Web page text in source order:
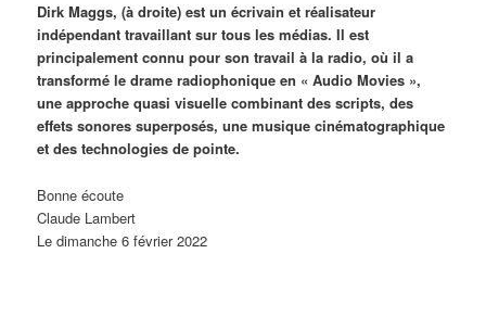
Dirk Maggs, (à droite) est un écrivain et réalisateur
indépendant travaillant sur tous les médias. Il est
principalement connu pour son travail à la radio, où il a
transformé le drame radiophonique en « Audio Movies »,
une approche quasi visuelle combinant des scripts, des
effets sonores superposés, une musique cinématographique
et des technologies de pointe.
Bonne écoute
Claude Lambert
Le dimanche 6 février 2022